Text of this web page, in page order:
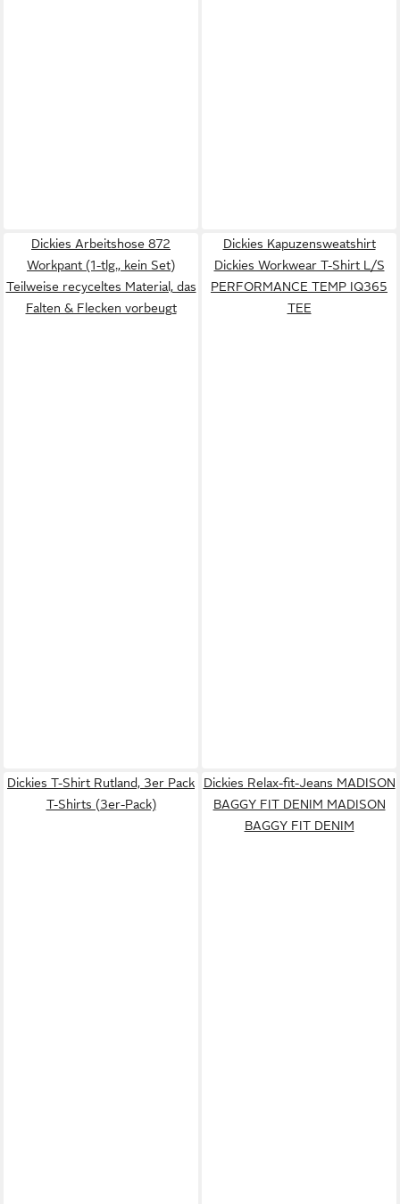
Dickies Arbeitshose 872
Workpant (1-tlg., kein Set)
Teilweise recyceltes Material, das
Falten & Flecken vorbeugt
Dickies Kapuzensweatshirt
Dickies Workwear T-Shirt L/S
PERFORMANCE TEMP IQ365
TEE
Dickies T-Shirt Rutland, 3er Pack
T-Shirts (3er-Pack)
Dickies Relax-fit-Jeans MADISON
BAGGY FIT DENIM MADISON
BAGGY FIT DENIM